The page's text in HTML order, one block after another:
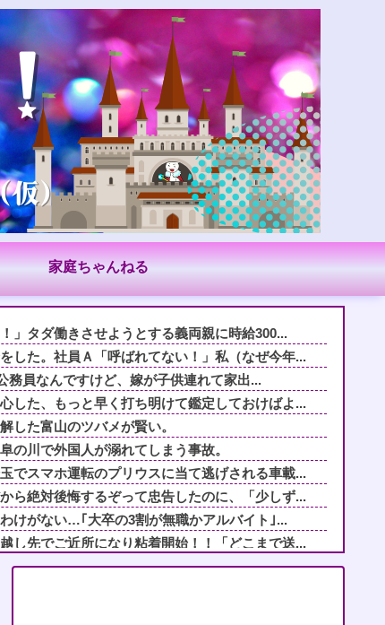
家庭ちゃんねる
」タダ働きさせようとする義両親に時給300...
した。社員Ａ「呼ばれてない！」私（なぜ今年...
務員なんですけど、嫁が子供連れて家出...
した、もっと早く打ち明けて鑑定しておけばよ...
した富山のツバメが賢い。
の川で外国人が溺れてしまう事故。
でスマホ運転のプリウスに当て逃げされる車載...
ら絶対後悔するぞって忠告したのに、「少しず...
けがない…｢大卒の3割が無職かアルバイト｣...
し先でご近所になり粘着開始！！「どこまで送...
」タダ働きさせようとする義両親に時給300...
生活保護を受けてます。妻に酷いことばかり...